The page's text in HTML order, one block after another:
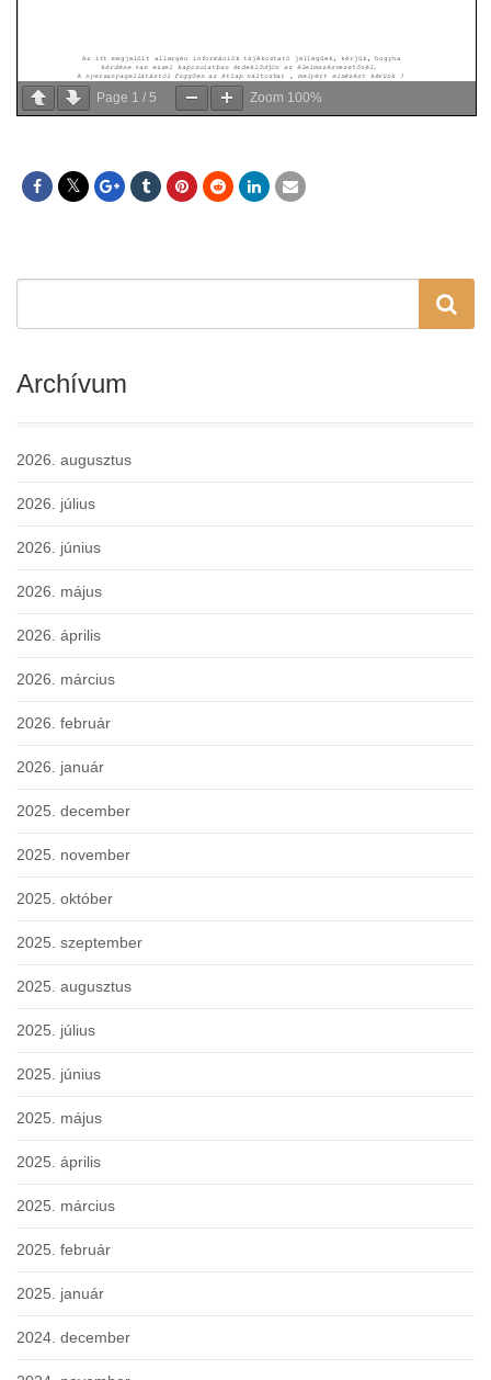
Page 1 / 5 Zoom 100%
Archívum
2026. augusztus
2026. július
2026. június
2026. május
2026. április
2026. március
2026. február
2026. január
2025. december
2025. november
2025. október
2025. szeptember
2025. augusztus
2025. július
2025. június
2025. május
2025. április
2025. március
2025. február
2025. január
2024. december